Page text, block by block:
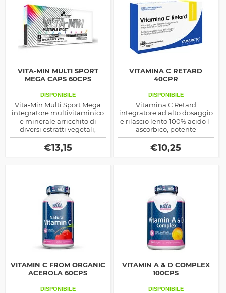
VITA-MIN MULTI SPORT
MEGA CAPS 60CPS
DISPONIBILE
Vita-Min Multi Sport Mega
integratore multivitaminico
e minerale arricchito di
diversi estratti vegetali,
ottimo sia come aiuto per le
attività sportive che per
coadiuvare il benessere del
€13,15
VITAMINA C RETARD
40CPR
DISPONIBILE
Vitamina C Retard
integratore ad alto dosaggio
e rilascio lento 100% acido l-
ascorbico, potente
antiossidante,
immunostimolante e di
sostegno alla bellezza della
€10,25
VITAMIN C FROM ORGANIC
ACEROLA 60CPS
DISPONIBILE
VITAMIN A & D COMPLEX
100CPS
DISPONIBILE